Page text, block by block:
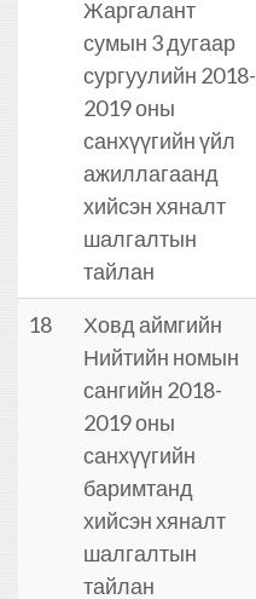
Жаргалант
сумын 3 дугаар
сургуулийн 2018-
2019 оны
санхүүгийн үйл
ажиллагаанд
хийсэн хяналт
шалгалтын
тайлан
18
Ховд аймгийн
Нийтийн номын
сангийн 2018-
2019 оны
санхүүгийн
баримтанд
хийсэн хяналт
шалгалтын
тайлан